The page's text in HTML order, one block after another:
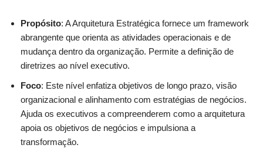
Propósito: A Arquitetura Estratégica fornece um framework
abrangente que orienta as atividades operacionais e de
mudança dentro da organização. Permite a definição de
diretrizes ao nível executivo.
Foco: Este nível enfatiza objetivos de longo prazo, visão
organizacional e alinhamento com estratégias de negócios.
Ajuda os executivos a compreenderem como a arquitetura
apoia os objetivos de negócios e impulsiona a
transformação.